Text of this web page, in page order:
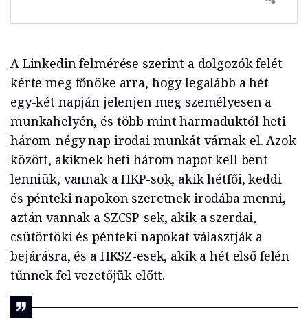
A Linkedin felmérése szerint a dolgozók felét
kérte meg főnöke arra, hogy legalább a hét
egy-két napján jelenjen meg személyesen a
munkahelyén, és több mint harmaduktól heti
három-négy nap irodai munkát várnak el. Azok
között, akiknek heti három napot kell bent
lenniük, vannak a HKP-sok, akik hétfői, keddi
és pénteki napokon szeretnek irodába menni,
aztán vannak a SZCSP-sek, akik a szerdai,
csütörtöki és pénteki napokat választják a
bejárásra, és a HKSZ-esek, akik a hét első felén
tűnnek fel vezetőjük előtt.